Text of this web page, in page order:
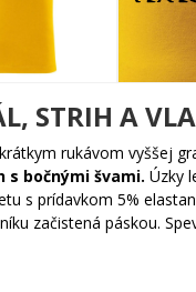
– motív prehovorí za
jednoducho mu vysvetli,
(Ostatní muzikanti s tým
za to, že susedia ešte
STRIH A
rukávom vyššej
s bočnými švami. Úzky
s prídavkom 5%
začistená páskou.